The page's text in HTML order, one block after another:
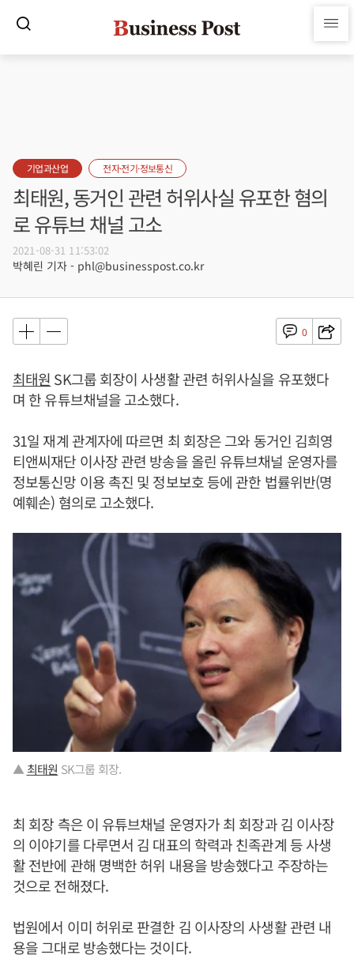
기업과산업 전자·전기·정보통신
최태원, 동거인 관련 허위사실 유포한 혐의
로 유튜브 채널 고소
2021-08-31 11:53:02
박혜린 기자 - phl@businesspost.co.kr
0
최태원 SK그룹 회장이 사생활 관련 허위사실을 유포했다
며 한 유튜브채널을 고소했다.
31일 재계 관계자에 따르면 최 회장은 그와 동거인 김희영
티앤씨재단 이사장 관련 방송을 올린 유튜브채널 운영자를
정보통신망 이용 촉진 및 정보보호 등에 관한 법률위반(명
예훼손) 혐의로 고소했다.
▲최태원 SK그룹 회장.
최 회장 측은 이 유튜브채널 운영자가 최 회장과 김 이사장
의 이야기를 다루면서 김 대표의 학력과 친족관계 등 사생
활 전반에 관해 명백한 허위 내용을 방송했다고 주장하는
것으로 전해졌다.
법원에서 이미 허위로 판결한 김 이사장의 사생활 관련 내
용을 그대로 방송했다는 것이다.